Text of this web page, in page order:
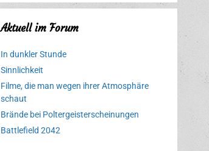
Aktuell im Forum
In dunkler Stunde
Sinnlichkeit
Filme, die man wegen ihrer Atmosphäre
schaut
Brände bei Poltergeisterscheinungen
Battlefield 2042